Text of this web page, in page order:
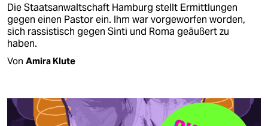
Die Staatsanwaltschaft Hamburg stellt Ermittlungen
gegen einen Pastor ein. Ihm war vorgeworfen worden,
sich rassistisch gegen Sinti und Roma geäußert zu
haben.
Von Amira Klute